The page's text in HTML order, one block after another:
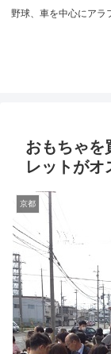
野球、車を中心にアラ
おもちゃを
レットがオ
京都